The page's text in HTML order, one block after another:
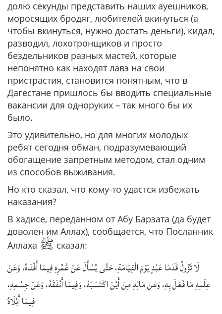
долю секунды представить наших ауешников,
моросящих бродяг, любителей вкинуться (а
чтобы вкинуться, нужно достать деньги), кидал,
разводил, лохотронщиков и просто
бездельников разных мастей, которые
непонятно как находят лавэ на свои
пристрастия, становится понятным, что в
Дагестане пришлось бы вводить специальные
вакансии для одноруких – так много бы их
было.
Это удивительно, но для многих молодых
ребят сегодня обман, подразумевающий
обогащение запретным методом, стал одним
из способов выживания.
Но кто сказал, что кому-то удастся избежать
наказания?
В хадисе, переданном от Абу Барзата (да будет
доволен им Аллах), сообщается, что Посланник
Аллаха ﷺ сказал:
لَا ‌تَزُولُ ‌قَدَمَا ‌عَبْدٍ ‌يَوْمَ ‌الْقِيَامَةِ، ‌حَتَّى ‌يُسْأَلَ ‌عَنْ ‌عُمُرِهِ فِيمَا أَفْنَاهُ، وَعَنْ
عِلْمِهِ مَا فَعَلَ بِهِ، وَعَنْ مَالِهِ مِنْ أَيْنَ اكْتَسَبَهُ، وَفِيمَا أَنْفَقَهُ، وَعَنْ جِسْمِهِ،
فِيمَا أَبْلَاهُ